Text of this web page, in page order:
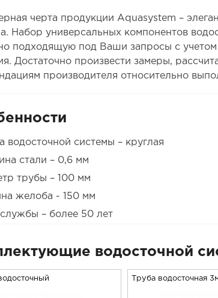
черта продукции Aquasystem –
Набор универсальных компонентов
подходящую под Ваши запросы с учетом
Достаточно произвести замеры,
производителя относительно
водосточной системы – круглая
стали – 0,6 мм
трубы – 100 мм
желоба - 150 мм
– более 50 лет
водосточной
Труба водосточная